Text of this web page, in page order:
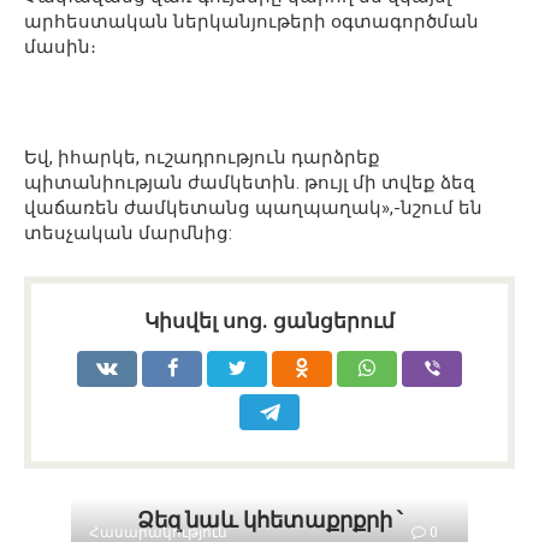
արհեստական ներկանյութերի օգտագործման
մասին։
Եվ, իհարկե, ուշադրություն դարձրեք
պիտանիության ժամկետին. թույլ մի տվեք ձեզ
վաճառեն ժամկետանց պաղպաղակ»,-նշում են
տեսչական մարմնից:
Կիսվել սոց․ ցանցերում
Ձեզ նաև կհետաքրքրի ՝
Հասարակություն 0